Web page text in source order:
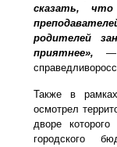
сказать,
родителей
приятнее»,—
Также в
осмотрел
дворе
городского